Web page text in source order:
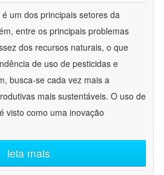
um dos principais setores da
entre os principais problemas
dos recursos naturais, o que
de uso de pesticidas e
busca-se cada vez mais a
mais sustentáveis. O uso de
visto como uma inovação
leia mais